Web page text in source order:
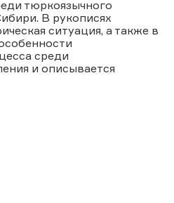
тюркоязычного
В рукописях
ситуация, а также в
среди
и описывается